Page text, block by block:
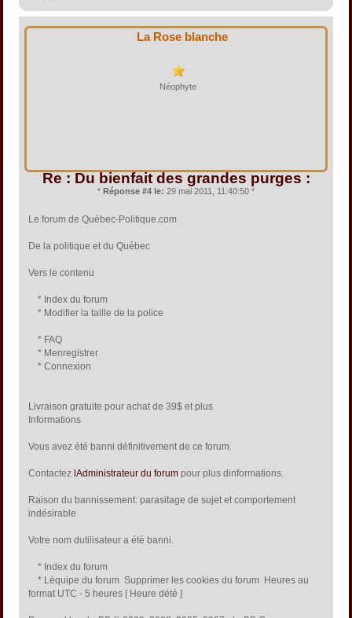
La Rose blanche
Néophyte
Re : Du bienfait des grandes purges :
* Réponse #4 le: 29 mai 2011, 11:40:50 *
Le forum de Québec-Politique.com
De la politique et du Québec
Vers le contenu
* Index du forum
* Modifier la taille de la police
* FAQ
* Menregistrer
* Connexion
Livraison gratuite pour achat de 39$ et plus
Informations
Vous avez été banni définitivement de ce forum.
Contactez lAdministrateur du forum pour plus dinformations.
Raison du bannissement: parasitage de sujet et comportement
indésirable
Votre nom dutilisateur a été banni.
* Index du forum
* Léquipe du forum  Supprimer les cookies du forum  Heures au
format UTC - 5 heures [ Heure dété ]